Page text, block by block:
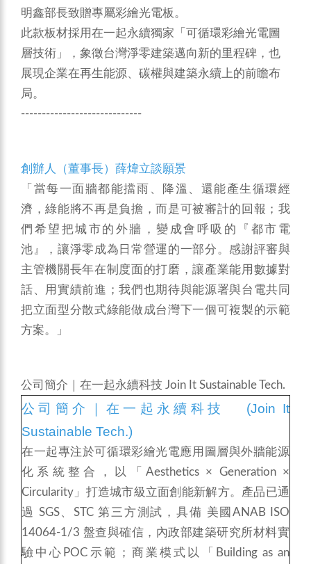
明鑫部長致贈專屬彩繪光電板。
此款板材採用在一起永續獨家「可循環彩繪光電圖
層技術」，象徵台灣淨零建築邁向新的里程碑，也
展現企業在再生能源、碳權與建築永續上的前瞻布
局。
-----------------------------
創辦人（董事長）薛煒立談願景
「當每一面牆都能擋雨、降溫、還能產生循環經
濟，綠能將不再是負擔，而是可被審計的回報；我
們希望把城市的外牆，變成會呼吸的『都市電
池』，讓淨零成為日常營運的一部分。感謝評審與
主管機關長年在制度面的打磨，讓產業能用數據對
話、用實績前進；我們也期待與能源署與台電共同
把立面型分散式綠能做成台灣下一個可複製的示範
方案。」
公司簡介｜在一起永續科技 Join It Sustainable Tech.
公司簡介｜ 在一起永續科技 (Join It
Sustainable Tech.)
在一起專注於可循環彩繪光電應用圖層與外牆能源
化系統整合，以「Aesthetics × Generation ×
Circularity」打造城市級立面創能新解方。產品已通
過 SGS、STC 第三方測試，具備 美國ANAB ISO
14064-1/3 盤查與確信，內政部建築研究所材料實
驗中心POC示範；商業模式以「Building as an